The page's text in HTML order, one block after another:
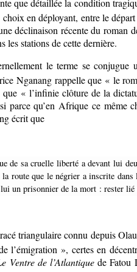
que détaillée la condition
en déployant, entre le
déclinaison récente du
les stations de cette dernière.
le terme se conjugue
Nganang rappelle que « le
« l’infinie clôture de la
parce qu’en Afrique ce
écrit que
route que le négrier a inscrite
un prisonnier de la mort : rester lié
triangulaire connu depuis
l’émigration », certes en
Ventre de l’Atlantique de Fatou